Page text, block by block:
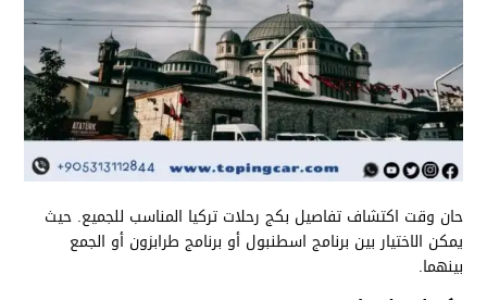
حان وقت اكتشاف تفاصيل بكج رحلات تركيا المناسب للجميع. حيث
يمكن الاختيار بين برنامج اسطنبول أو برنامج طرابزون أو الجمع
بينهما.